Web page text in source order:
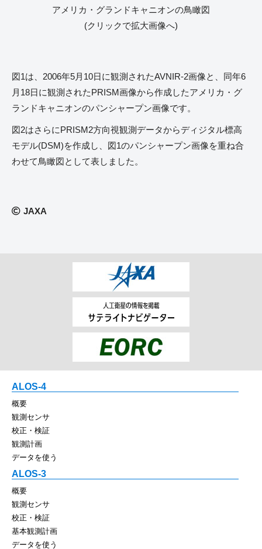
アメリカ・グランドキャニオンの鳥瞰図
(クリックで拡大画像へ)
図1は、2006年5月10日に観測されたAVNIR-2画像と、同年6
月18日に観測されたPRISM画像から作成したアメリカ・グ
ランドキャニオンのパンシャープン画像です。
図2はさらにPRISM2方向視観測データからディジタル標高
モデル(DSM)を作成し、図1のパンシャープン画像を重ね合
わせて鳥瞰図として表しました。
JAXA
ALOS-4
概要
観測センサ
校正・検証
観測計画
データを使う
ALOS-3
概要
観測センサ
校正・検証
基本観測計画
データを使う